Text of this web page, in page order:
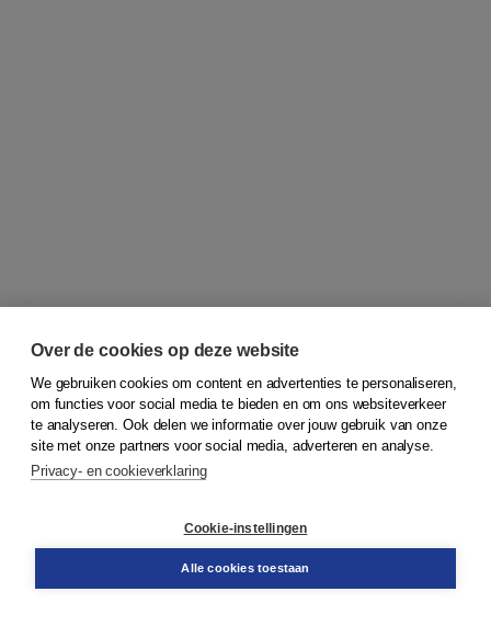
© 2026Koninklijke Boom uitgevers
Bestellen
Over de cookies op deze website
We gebruiken cookies om content en advertenties te personaliseren,
om functies voor social media te bieden en om ons websiteverkeer
te analyseren. Ook delen we informatie over jouw gebruik van onze
site met onze partners voor social media, adverteren en analyse.
Privacy- en cookieverklaring
Cookie-instellingen
Alle cookies toestaan